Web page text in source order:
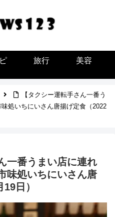
旅行 美容
【タクシー運転手さん一番う
処いちにいさん唐揚げ定食（2022
一番うまい店に連れ
味処いちにいさん唐
日）